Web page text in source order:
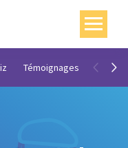
Témoignages Vidéos